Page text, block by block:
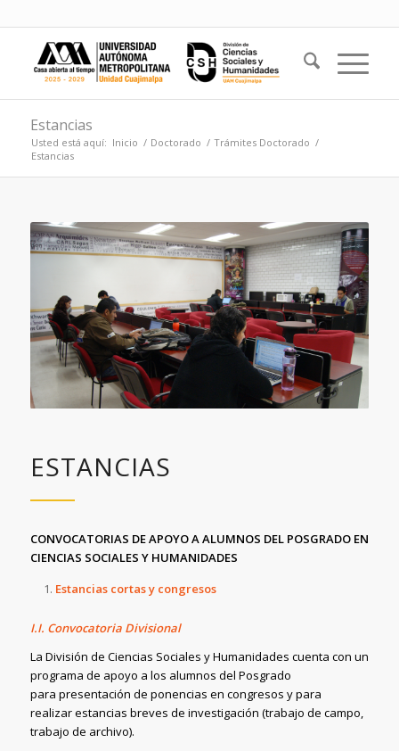
Estancias
Usted está aquí: Inicio / Doctorado / Trámites Doctorado /
Estancias
ESTANCIAS
CONVOCATORIAS DE APOYO A ALUMNOS DEL POSGRADO EN
CIENCIAS SOCIALES Y HUMANIDADES
Estancias cortas y congresos
I.I. Convocatoria Divisional
La División de Ciencias Sociales y Humanidades cuenta con un
programa de apoyo a los alumnos del Posgrado
para presentación de ponencias en congresos y para
realizar estancias breves de investigación (trabajo de campo,
trabajo de archivo).